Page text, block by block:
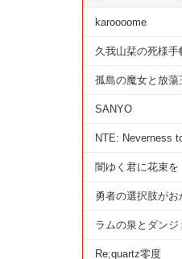
karoooome
久我山栞の死様手
孤島の魔女と放蕩
SANYO
NTE: Neverness
闇ゆく君に花束を
勇者の選択肢がお
ラムの泉とダンジ
Re;quartz零度